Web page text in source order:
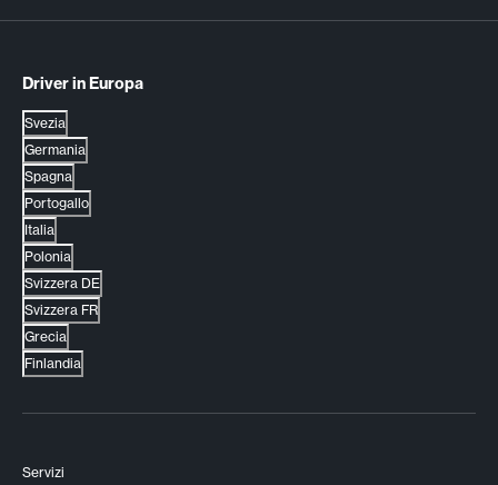
Driver in Europa
Svezia
Germania
Spagna
Portogallo
Italia
Polonia
Svizzera DE
Svizzera FR
Grecia
Finlandia
Servizi